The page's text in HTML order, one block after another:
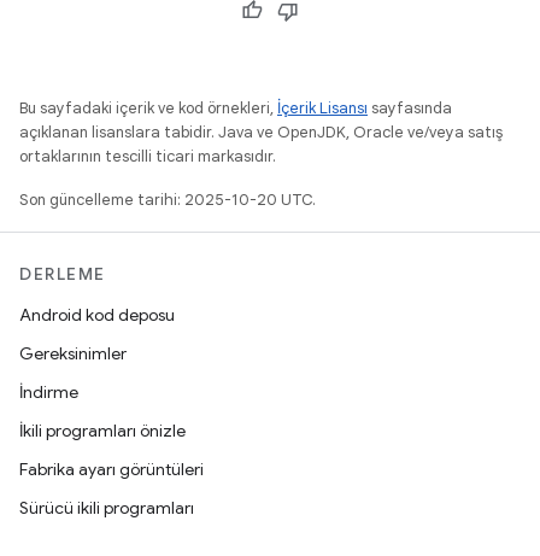
Bu sayfadaki içerik ve kod örnekleri, İçerik Lisansı sayfasında
açıklanan lisanslara tabidir. Java ve OpenJDK, Oracle ve/veya satış
ortaklarının tescilli ticari markasıdır.
Son güncelleme tarihi: 2025-10-20 UTC.
DERLEME
Android kod deposu
Gereksinimler
İndirme
İkili programları önizle
Fabrika ayarı görüntüleri
Sürücü ikili programları